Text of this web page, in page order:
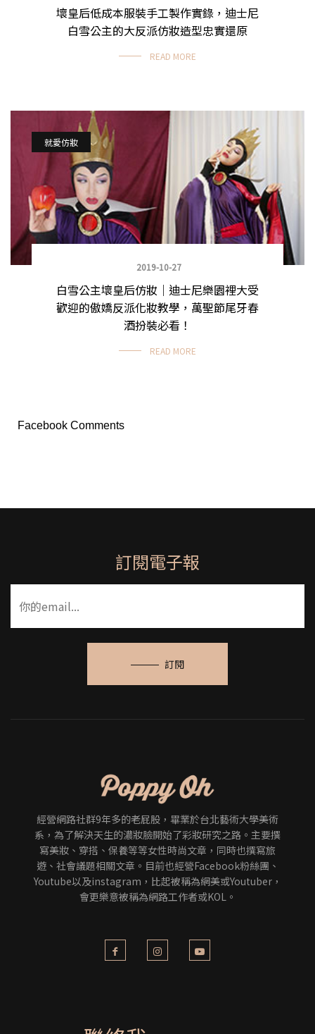
壞皇后低成本服裝手工製作實錄，迪士尼
白雪公主的大反派仿妝造型忠實還原
READ MORE
就愛仿妝
2019-10-27
白雪公主壞皇后仿妝｜迪士尼樂園裡大受
歡迎的傲嬌反派化妝教學，萬聖節尾牙春
酒扮裝必看！
READ MORE
Facebook Comments
訂閱電子報
訂閱
經營網路社群9年多的老屁股，畢業於台北藝術大學美術
系，為了解決天生的濃妝臉開始了彩妝研究之路。主要撰
寫美妝、穿搭、保養等等女性時尚文章，同時也撰寫旅
遊、社會議題相關文章。目前也經營Facebook粉絲團、
Youtube以及instagram，比起被稱為網美或Youtuber，
會更樂意被稱為網路工作者或KOL。